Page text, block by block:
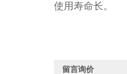
使用寿命长。
留言询价